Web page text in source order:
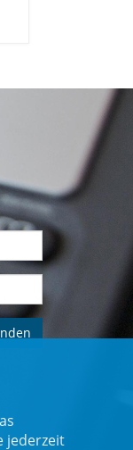
jederzeit